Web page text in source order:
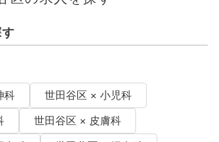
科
世田谷区 × 小児科
世田谷区 × 皮膚科